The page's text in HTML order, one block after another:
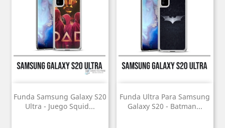
Funda Samsung Galaxy S20
Ultra - Juego Squid...
Funda Ultra Para Samsung
Galaxy S20 - Batman...